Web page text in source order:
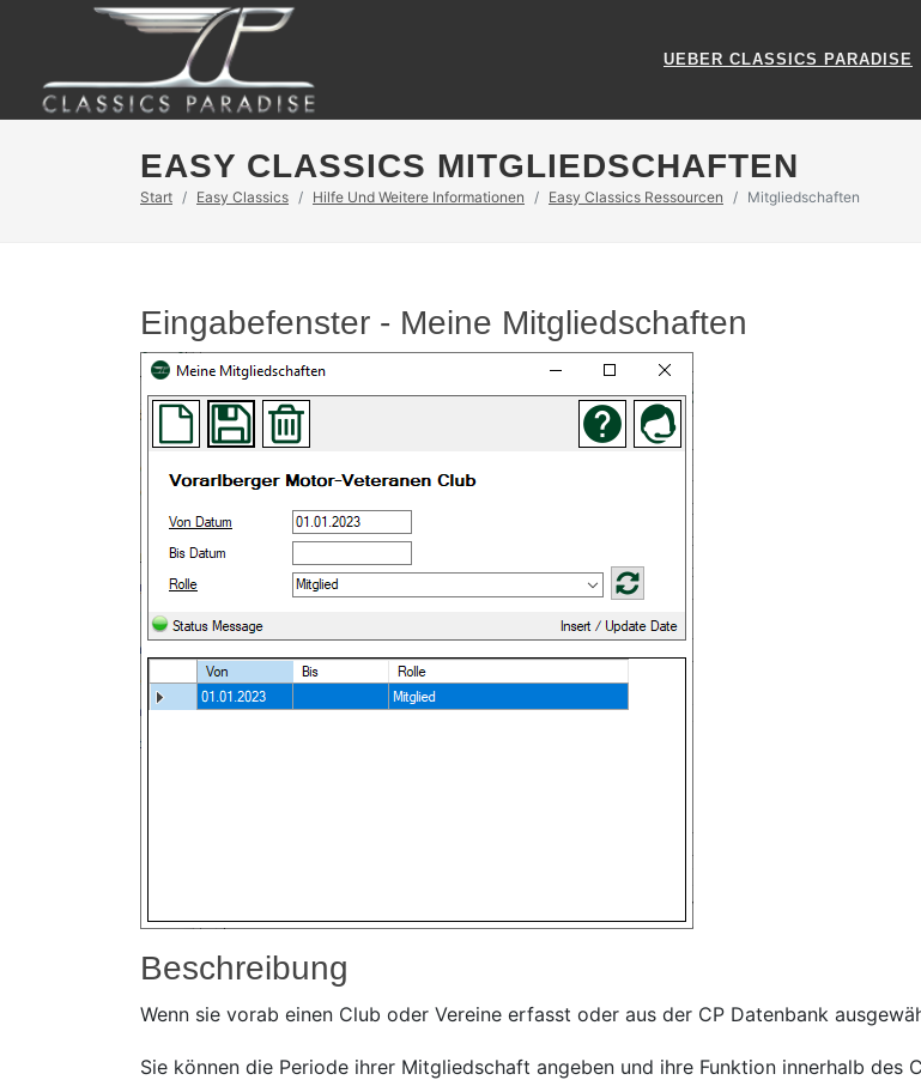
UEBER CLASSICS PARADISE
EASY CLASSICS MITGLIEDSCHAFTEN
Start Easy Classics Hilfe Und Weitere Informationen Easy Classics Ressourcen Mitgliedschaften
Eingabefenster - Meine Mitgliedschaften
Beschreibung
Wenn sie vorab einen Club oder Vereine erfasst oder aus der CP Datenbank
Sie können die Periode ihrer Mitgliedschaft angeben und ihre Funktion innerhalb des